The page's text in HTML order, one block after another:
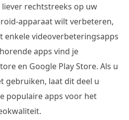
rechtstreeks op uw
apparaat wilt verbeteren,
enkele videoverbeteringsapps
apps vind je
en Google Play Store. Als u
gebruiken, laat dit deel u
populaire apps voor het